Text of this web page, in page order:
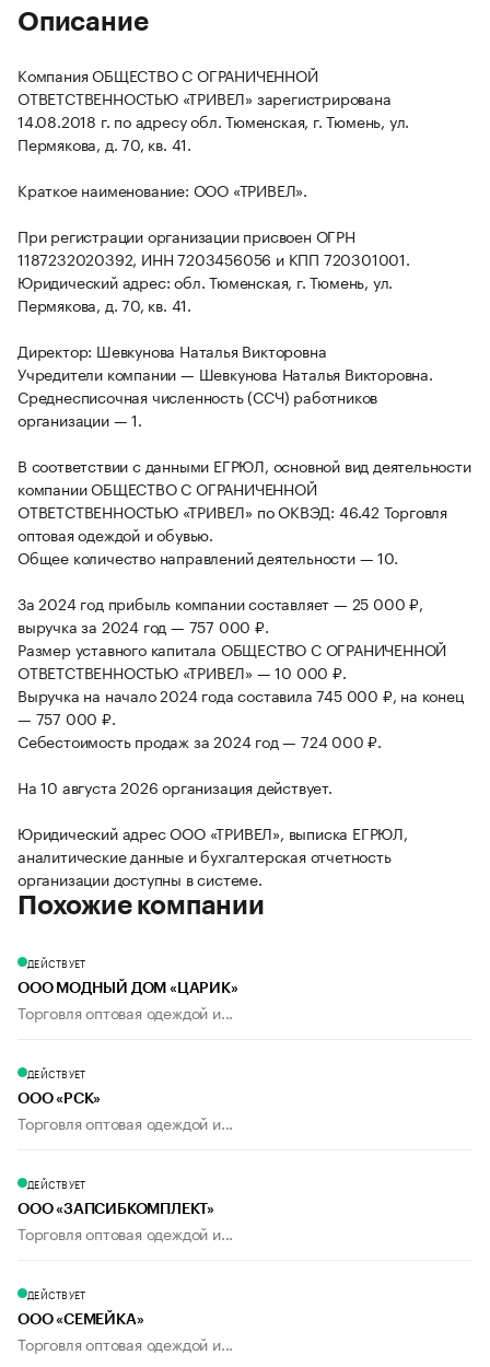
Описание
Компания ОБЩЕСТВО С ОГРАНИЧЕННОЙ
ОТВЕТСТВЕННОСТЬЮ «ТРИВЕЛ» зарегистрирована
14.08.2018 г. по адресу обл. Тюменская, г. Тюмень, ул.
Пермякова, д. 70, кв. 41.
Краткое наименование: ООО «ТРИВЕЛ».
При регистрации организации присвоен ОГРН
1187232020392, ИНН 7203456056 и КПП 720301001.
Юридический адрес: обл. Тюменская, г. Тюмень, ул.
Пермякова, д. 70, кв. 41.
Директор: Шевкунова Наталья Викторовна
Учредители компании — Шевкунова Наталья Викторовна.
Среднесписочная численность (ССЧ) работников
организации — 1.
В соответствии с данными ЕГРЮЛ, основной вид деятельности
компании ОБЩЕСТВО С ОГРАНИЧЕННОЙ
ОТВЕТСТВЕННОСТЬЮ «ТРИВЕЛ» по ОКВЭД: 46.42 Торговля
оптовая одеждой и обувью.
Общее количество направлений деятельности — 10.
За 2024 год прибыль компании составляет — 25 000 ₽,
выручка за 2024 год — 757 000 ₽.
Размер уставного капитала ОБЩЕСТВО С ОГРАНИЧЕННОЙ
ОТВЕТСТВЕННОСТЬЮ «ТРИВЕЛ» — 10 000 ₽.
Выручка на начало 2024 года составила 745 000 ₽, на конец
— 757 000 ₽.
Себестоимость продаж за 2024 год — 724 000 ₽.
На 10 августа 2026 организация действует.
Юридический адрес ООО «ТРИВЕЛ», выписка ЕГРЮЛ,
аналитические данные и бухгалтерская отчетность
организации доступны в системе.
Похожие компании
ДЕЙСТВУЕТ
ООО МОДНЫЙ ДОМ «ЦАРИК»
Торговля оптовая одеждой и...
ДЕЙСТВУЕТ
ООО «РСК»
Торговля оптовая одеждой и...
ДЕЙСТВУЕТ
ООО «ЗАПСИБКОМПЛЕКТ»
Торговля оптовая одеждой и...
ДЕЙСТВУЕТ
ООО «СЕМЕЙКА»
Торговля оптовая одеждой и...